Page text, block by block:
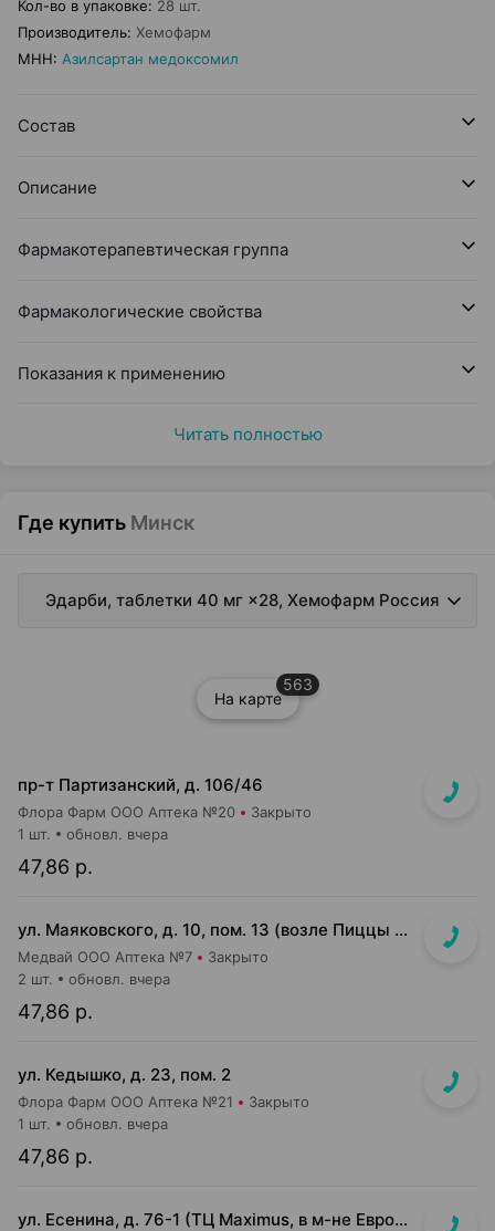
Кол-во в упаковке: 28 шт.
Производитель: Хемофарм
МНН: Азилсартан медоксомил
Состав
Описание
Фармакотерапевтическая группа
Фармакологические свойства
Показания к применению
Читать полностью
Где купить Минск
Эдарби, таблетки 40 мг ×28, Хемофарм Россия
На карте
563
пр-т Партизанский, д. 106/46
Флора Фарм ООО Аптека №20 Закрыто
47,86 р.
1 шт. обновл. вчера
ул. Маяковского, д. 10, пом. 13 (возле Пиццы Мании)
Медвай ООО Аптека №7 Закрыто
47,86 р.
2 шт. обновл. вчера
ул. Кедышко, д. 23, пом. 2
Флора Фарм ООО Аптека №21 Закрыто
47,86 р.
1 шт. обновл. вчера
ул. Есенина, д. 76-1 (ТЦ Maximus, в м-не Евроопт Super)